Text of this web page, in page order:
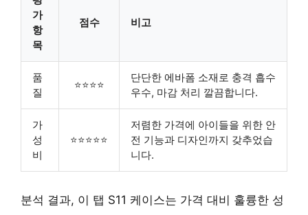
가
항
목
점수 비고
품
질
⭐⭐⭐⭐
단단한 에바폼 소재로 충격 흡수
우수, 마감 처리 깔끔합니다.
가
성
비
⭐⭐⭐⭐⭐
저렴한 가격에 아이들을 위한 안
전 기능과 디자인까지 갖추었습
니다.
분석 결과, 이 탭 S11 케이스는 가격 대비 훌륭한 성